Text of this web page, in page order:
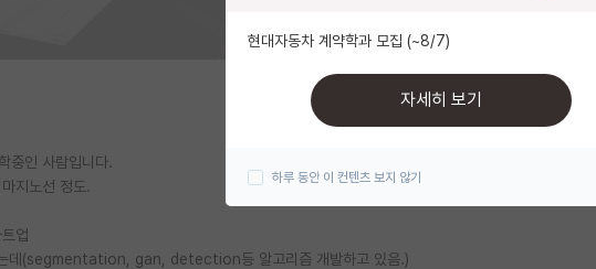
중인 사람입니다.
지노선 정도.
업
는데(segmentation, gan, detection등 알고리즘 개발하고 있음.)
현대자동차 계약학과 모집 (~8/7)
자세히 보기
하루 동안 이 컨텐츠 보지 않기